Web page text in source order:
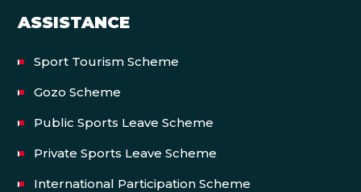
ASSISTANCE
Sport Tourism Scheme
Gozo Scheme
Public Sports Leave Scheme
Private Sports Leave Scheme
International Participation Scheme